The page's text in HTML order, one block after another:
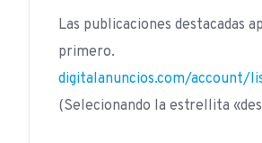
Las publicaciones destacadas
primero.
digitalanuncios.com/account/
(Selecionando la estrellita